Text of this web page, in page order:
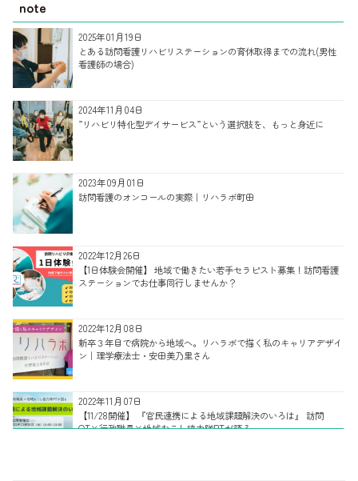
note
2025年01月19日
とある訪問看護リハビリステーションの育休取得までの流れ(男性
看護師の場合)
2024年11月04日
”リハビリ特化型デイサービス”という選択肢を、もっと身近に
2023年09月01日
訪問看護のオンコールの実際｜リハラボ町田
2022年12月26日
【1日体験会開催】 地域で働きたい若手セラピスト募集！訪問看護
ステーションでお仕事同行しませんか？
2022年12月08日
新卒３年目で病院から地域へ。リハラボで描く私のキャリアデザイ
ン｜理学療法士・安田美乃里さん
2022年11月07日
【11/28開催】 『官民連携による地域課題解決のいろは』 訪問
OT×行政職員×地域おこし協力隊PTが語る